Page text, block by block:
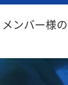
メンバー様